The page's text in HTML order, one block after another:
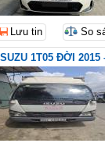
Lưu tin So
ISUZU 1T05 ĐỜI